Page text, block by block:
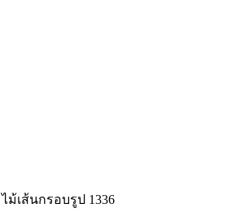
ไม้เส้นกรอบรูป 1336